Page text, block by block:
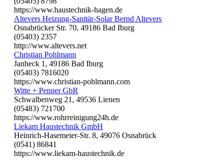
https://www.haustechnik-hagen.de
Altevers Heizung-Sanitär-Solar Bernd Altevers
Osnabrücker Str. 70, 49186 Bad Iburg
(05403) 2357
http://www.altevers.net
Christian Pohlmann
Janheck 1, 49186 Bad Iburg
(05403) 7816020
https://www.christian-pohlmann.com
Witte + Penner GbR
Schwalbenweg 21, 49536 Lienen
(05483) 721700
https://www.rohrreinigung24h.de
Liekam Haustechnik GmbH
Heinrich-Hasemeier-Str. 8, 49076 Osnabrück
(0541) 86841
https://www.liekam-haustechnik.de